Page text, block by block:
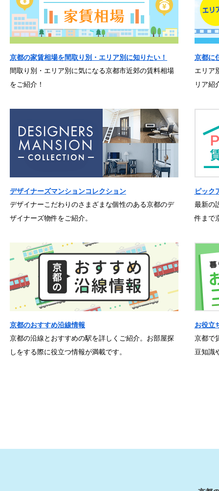
京都の家賃相場を間取り別・エリア別に知りたい！
間取り別・エリア別に気になる京都市近郊の賃料相場
をご紹介！
京都に
エリア
リア紹
デザイナーズマンションコレクション
デザイナーこだわりのさまざまな個性のある京都のデ
ザイナーズ物件をご紹介。
ピック
最新の
件まで
京都のおすすめ沿線情報
京都の沿線とおすすめの駅を詳しくご紹介。お部屋探
しをする際に役立つ情報が満載です。
お役立
京都で
豆知識